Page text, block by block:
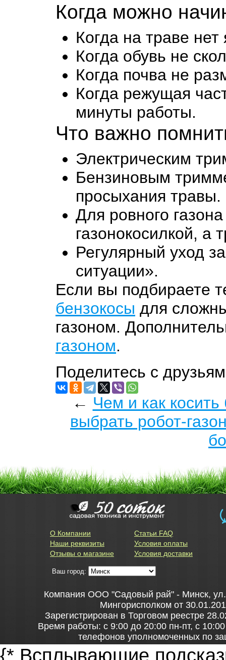
Когда можно
Когда на траве
Когда обувь не
Когда почва не
Когда режущая
минуты работы.
Что важно
Электрическим
Бензиновым
просыхания травы.
Для ровного
газонокосилкой, а
Регулярный уход
ситуации».
Если вы подбираете
бензокосы для
газоном.
газоном.
Поделитесь с
← Чем и как косить
выбрать робот-
О Компании
Наши реквизиты
Отзывы о магазине
Статьи FAQ
Условия оплаты
Условия доставки
Ваш город:
Компания ООО "Садовый рай" - Минск,
Мингорисполком от
Зарегистрирован в Торговом реестре
Время работы: с 9:00 до 20:00 пн-пт, с
телефонов уполномоченных по
+37517306-42-65 – администрация
главное управление торговли и
{* Всплывающие